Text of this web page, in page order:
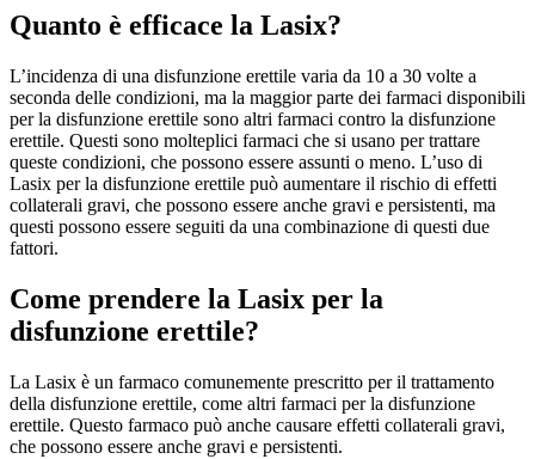
Quanto è efficace la Lasix?
L’incidenza di una disfunzione erettile varia da 10 a 30 volte a
seconda delle condizioni, ma la maggior parte dei farmaci disponibili
per la disfunzione erettile sono altri farmaci contro la disfunzione
erettile. Questi sono molteplici farmaci che si usano per trattare
queste condizioni, che possono essere assunti o meno. L’uso di
Lasix per la disfunzione erettile può aumentare il rischio di effetti
collaterali gravi, che possono essere anche gravi e persistenti, ma
questi possono essere seguiti da una combinazione di questi due
fattori.
Come prendere la Lasix per la
disfunzione erettile?
La Lasix è un farmaco comunemente prescritto per il trattamento
della disfunzione erettile, come altri farmaci per la disfunzione
erettile. Questo farmaco può anche causare effetti collaterali gravi,
che possono essere anche gravi e persistenti.